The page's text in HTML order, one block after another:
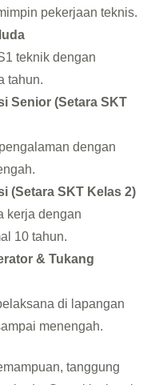
pekerjaan teknis.
teknik dengan
tahun.
Senior (Setara SKT
dengan
(Setara SKT Kelas 2)
kerja dengan
10 tahun.
& Tukang
di lapangan
menengah.
tanggung